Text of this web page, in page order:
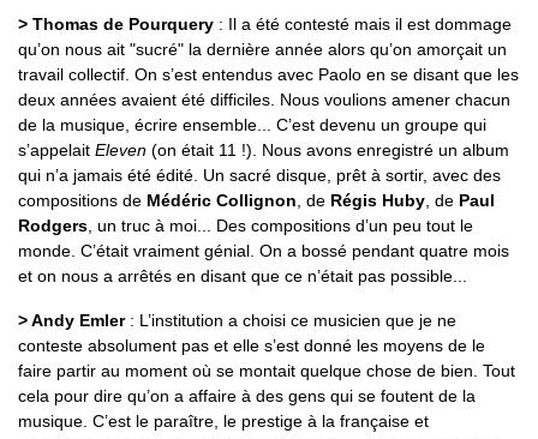
> Thomas de Pourquery : Il a été contesté mais il est dommage
qu’on nous ait "sucré" la dernière année alors qu’on amorçait un
travail collectif. On s’est entendus avec Paolo en se disant que les
deux années avaient été difficiles. Nous voulions amener chacun
de la musique, écrire ensemble... C’est devenu un groupe qui
s’appelait Eleven (on était 11 !). Nous avons enregistré un album
qui n’a jamais été édité. Un sacré disque, prêt à sortir, avec des
compositions de Médéric Collignon, de Régis Huby, de Paul
Rodgers, un truc à moi... Des compositions d’un peu tout le
monde. C’était vraiment génial. On a bossé pendant quatre mois
et on nous a arrêtés en disant que ce n’était pas possible...
> Andy Emler: L’institution a choisi ce musicien que je ne
conteste absolument pas et elle s’est donné les moyens de le
faire partir au moment où se montait quelque chose de bien. Tout
cela pour dire qu’on a affaire à des gens qui se foutent de la
musique. C’est le paraître, le prestige à la française et